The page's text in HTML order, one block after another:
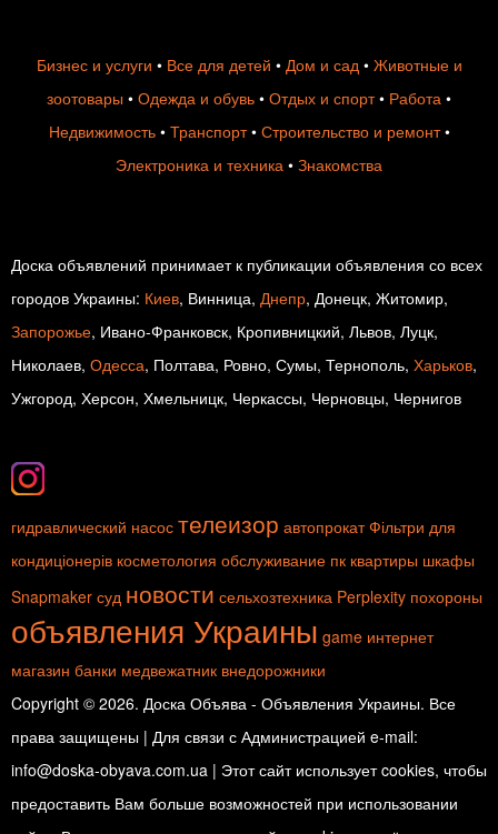
Бизнес и услуги • Все для детей • Дом и сад• Животные и
зоотовары • Одежда и обувь • Отдых и спорт• Работа •
Недвижимость• Транспорт• Строительство и ремонт•
Электроника и техника • Знакомства
Доска объявлений принимает к публикации объявления со всех
городов Украины: Киев, Винница, Днепр, Донецк, Житомир,
Запорожье, Ивано-Франковск, Кропивницкий, Львов, Луцк,
Николаев, Одесса, Полтава, Ровно, Сумы, Тернополь, Харьков,
Ужгород, Херсон, Хмельницк, Черкассы, Черновцы, Чернигов
гидравлический насос телеизор автопрокат Фільтри для
кондиціонерів косметология обслуживание пк квартиры шкафы
Snapmaker суд новости сельхозтехника Perplexity похороны
объявления Украины game интернет
магазин банки медвежатник внедорожники
Copyright © 2026. Доска Объява - Объявления Украины. Все
права защищены | Для связи с Администрацией e-mail:
info@doska-obyava.com.ua | Этот сайт использует cookies, чтобы
предоставить Вам больше возможностей при использовании